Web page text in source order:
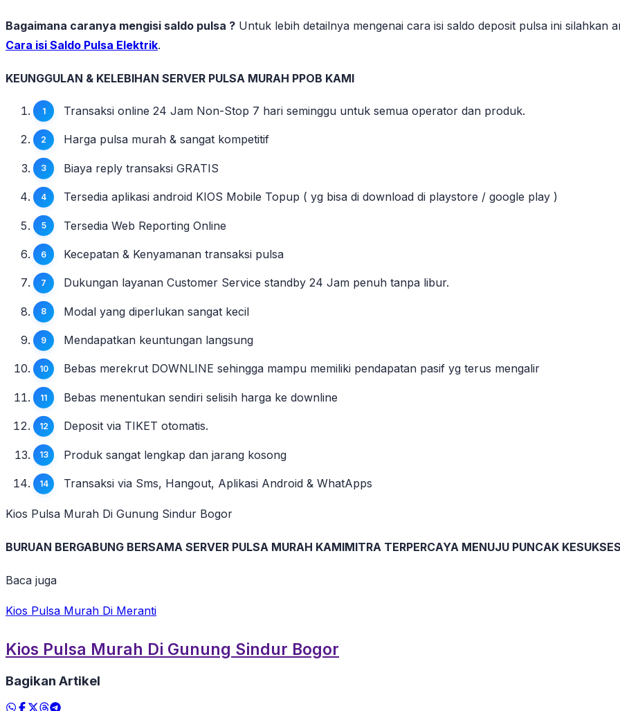
Bagaimana caranya mengisi saldo pulsa ? Untuk lebih detailnya mengenai cara isi saldo deposit pulsa ini silahkan
Cara isi Saldo Pulsa Elektrik.
KEUNGGULAN & KELEBIHAN SERVER PULSA MURAH PPOB KAMI
Transaksi online 24 Jam Non-Stop 7 hari seminggu untuk semua operator dan produk.
Harga pulsa murah & sangat kompetitif
Biaya reply transaksi GRATIS
Tersedia aplikasi android KIOS Mobile Topup ( yg bisa di download di playstore / google play )
Tersedia Web Reporting Online
Kecepatan & Kenyamanan transaksi pulsa
Dukungan layanan Customer Service standby 24 Jam penuh tanpa libur.
Modal yang diperlukan sangat kecil
Mendapatkan keuntungan langsung
Bebas merekrut DOWNLINE sehingga mampu memiliki pendapatan pasif yg terus mengalir
Bebas menentukan sendiri selisih harga ke downline
Deposit via TIKET otomatis.
Produk sangat lengkap dan jarang kosong
Transaksi via Sms, Hangout, Aplikasi Android & WhatApps
Kios Pulsa Murah Di Gunung Sindur Bogor
BURUAN BERGABUNG BERSAMA SERVER PULSA MURAH KAMIMITRA TERPERCAYA MENUJU PUNCAK
Baca juga
Kios Pulsa Murah Di Meranti
Kios Pulsa Murah Di Gunung Sindur Bogor
Bagikan Artikel